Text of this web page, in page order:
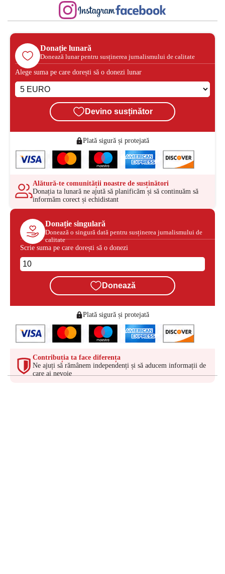
Donație lunară
Donează lunar pentru susținerea jurnalismului de calitate
Alege suma pe care dorești să o donezi lunar
Devino susținător
Plată sigură și protejată
Alătură-te comunității noastre de susținători
Donația ta lunară ne ajută să planificăm și să continuăm să
informăm corect și echidistant
Donație singulară
Donează o singură dată pentru susținerea jurnalismului de
calitate
Scrie suma pe care dorești să o donezi
Donează
Plată sigură și protejată
Contribuția ta face diferența
Ne ajuți să rămânem independenți și să aducem informații de
care ai nevoie